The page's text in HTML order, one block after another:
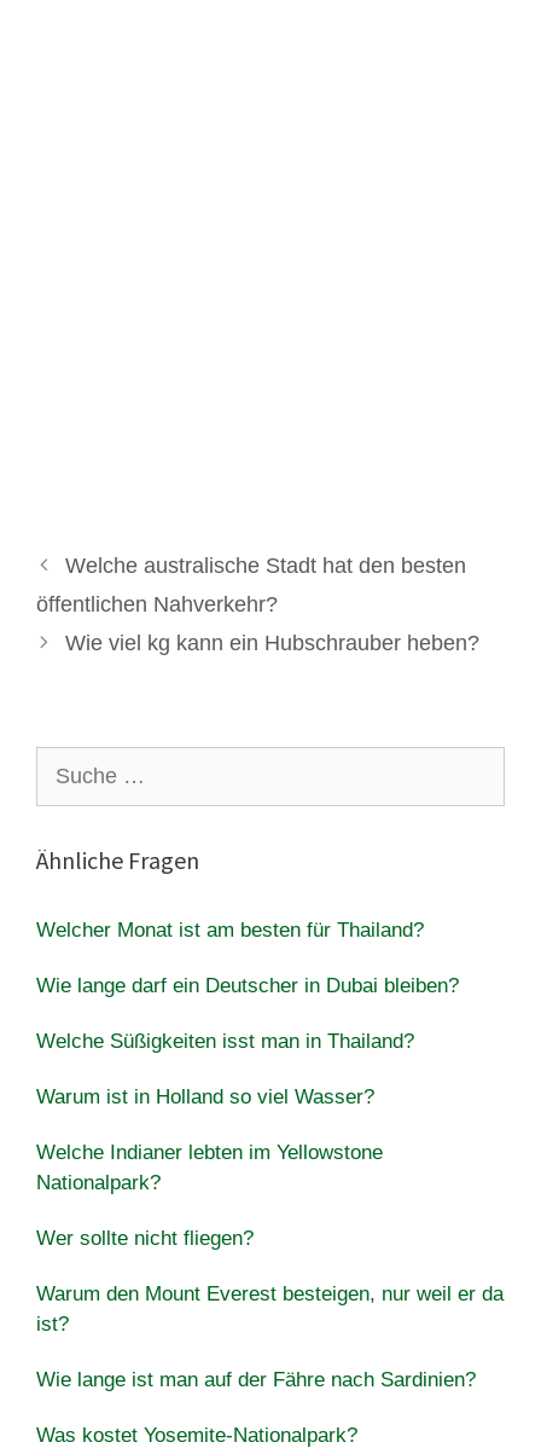
Welche australische Stadt hat den besten
öffentlichen Nahverkehr?
Wie viel kg kann ein Hubschrauber heben?
nach:
Ähnliche Fragen
Welcher Monat ist am besten für Thailand?
Wie lange darf ein Deutscher in Dubai bleiben?
Welche Süßigkeiten isst man in Thailand?
Warum ist in Holland so viel Wasser?
Welche Indianer lebten im Yellowstone
Nationalpark?
Wer sollte nicht fliegen?
Warum den Mount Everest besteigen, nur weil er da
ist?
Wie lange ist man auf der Fähre nach Sardinien?
Was kostet Yosemite-Nationalpark?